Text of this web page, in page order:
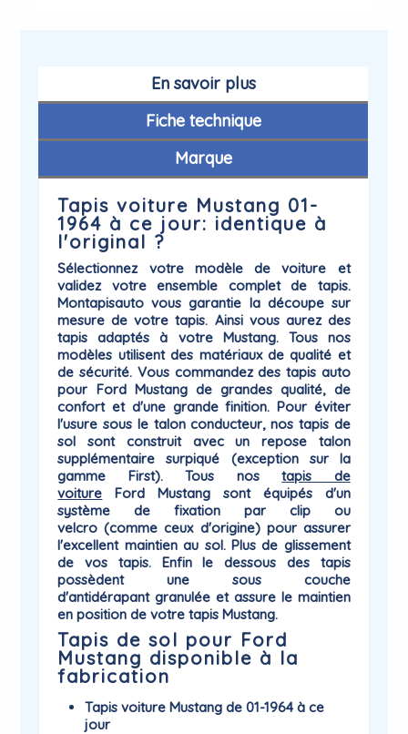
En savoir plus
Fiche technique
Marque
Tapis voiture Mustang 01-
1964 à ce jour: identique à
l'original ?
Sélectionnez votre modèle de voiture et
validez votre ensemble complet de tapis.
Montapisauto vous garantie la découpe sur
mesure de votre tapis. Ainsi vous aurez des
tapis adaptés à votre Mustang. Tous nos
modèles utilisent des matériaux de qualité et
de sécurité. Vous commandez des tapis auto
pour Ford Mustang de grandes qualité, de
confort et d'une grande finition. Pour éviter
l'usure sous le talon conducteur, nos tapis de
sol sont construit avec un repose talon
supplémentaire surpiqué (exception sur la
gamme First). Tous nostapis de
voiture Ford
Mustang sont équipés d'un
système defixation par clip ou
velcro (comme ceux d'origine) pour assurer
l'excellent maintien au sol. Plus de glissement
de vos tapis. Enfin le dessous des tapis
possèdent une sous couche
d'antidérapantgranulée et assure le maintien
en position de votre tapis Mustang.
Tapis de sol pour Ford
Mustang disponible à la
fabrication
Tapis voiture Mustang de 01-1964 à ce
jour